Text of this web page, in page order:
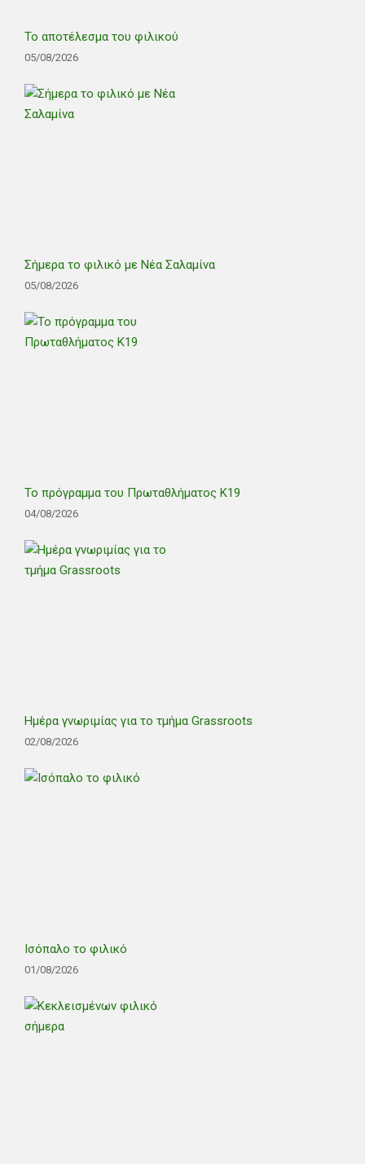
Το αποτέλεσμα του φιλικού
05/08/2026
Σήμερα το φιλικό με Νέα Σαλαμίνα
05/08/2026
Το πρόγραμμα του Πρωταθλήματος Κ19
04/08/2026
Ημέρα γνωριμίας για το τμήμα Grassroots
02/08/2026
Ισόπαλο το φιλικό
01/08/2026